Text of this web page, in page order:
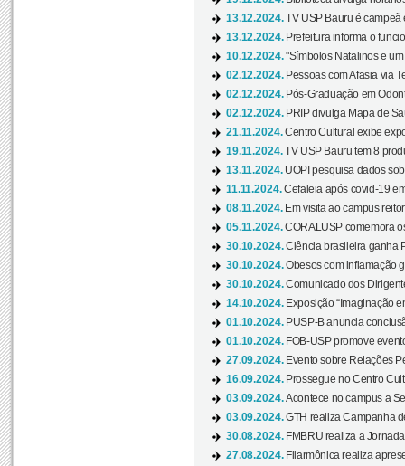
13.12.2024.TV USP Bauru é campeã
13.12.2024. Prefeitura informa o
10.12.2024."Símbolos Natalinos e
02.12.2024. Pessoas com Afasia via
02.12.2024. Pós-Graduação em
02.12.2024. PRIP divulga Mapa de
21.11.2024.Centro Cultural exibe
19.11.2024.TV USP Bauru tem 8
13.11.2024. UOPI pesquisa dados
11.11.2024.Cefaleia após covid-19
08.11.2024. Em visita ao campus
05.11.2024.CORALUSP comemora
30.10.2024.Ciência brasileira ganha
30.10.2024.Obesos com inflamação
30.10.2024.Comunicado dos
14.10.2024. Exposição “Imaginação
01.10.2024. PUSP-B anuncia
01.10.2024. FOB-USP promove
27.09.2024. Evento sobre Relações
16.09.2024. Prossegue no Centro
03.09.2024.Acontece no campus a
03.09.2024.GTH realiza Campanha
30.08.2024. FMBRU realiza a
27.08.2024. Filarmônica realiza